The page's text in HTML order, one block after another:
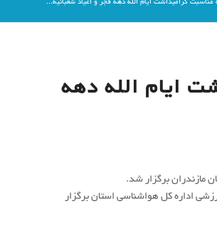
مناسبت گرامیداشت ایام الله دهه فجر و اعیاد شعبانیه...
ایام الله دهه
مازندران برگزار شد.
4 تیم به صورت دوره ایی در زمین ورزشی اداره کل هواشناسی استان برگزار